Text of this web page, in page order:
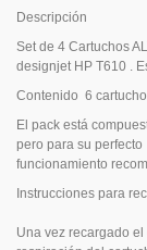
Descripción
Set de 4 Cartuchos
designjet HP T610 .
Contenido 6
El pack está
pero para su perfecto
funcionamiento
Instrucciones para
Una vez recargado